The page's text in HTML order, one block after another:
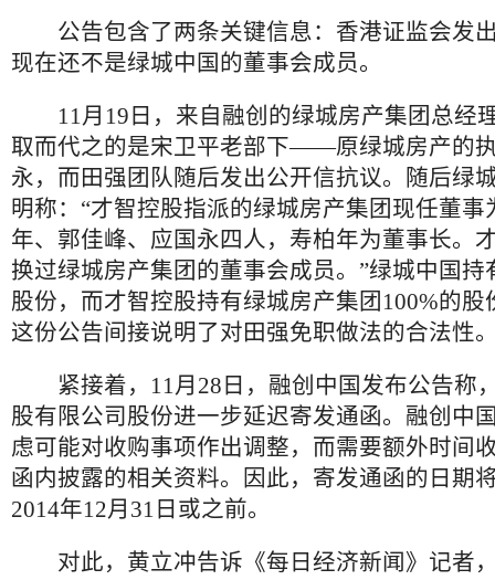
公告包含了两条关键信息：香港证监会发
现在还不是绿城中国的董事会成员。
11月19日，来自融创的绿城房产集团总经
取而代之的是宋卫平老部下——原绿城房产的
永，而田强团队随后发出公开信抗议。随后绿
明称：“才智控股指派的绿城房产集团现任董事
年、郭佳峰、应国永四人，寿柏年为董事长。
换过绿城房产集团的董事会成员。”绿城中国持
股份，而才智控股持有绿城房产集团100%的股
这份公告间接说明了对田强免职做法的合法性
紧接着，11月28日，融创中国发布公告称
股有限公司股份进一步延迟寄发通函。融创中
虑可能对收购事项作出调整，而需要额外时间
函内披露的相关资料。因此，寄发通函的日期
2014年12月31日或之前。
对此，黄立冲告诉《每日经济新闻》记者，